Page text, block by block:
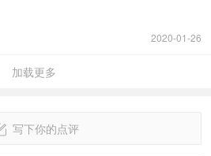
2020-01-26
加载更多
写下你的点评